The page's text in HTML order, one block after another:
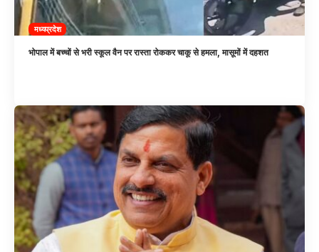
मध्यप्रदेश
भोपाल में बच्चों से भरी स्कूल वैन पर रास्ता रोककर चाकू से हमला, मासूमों में दहशत